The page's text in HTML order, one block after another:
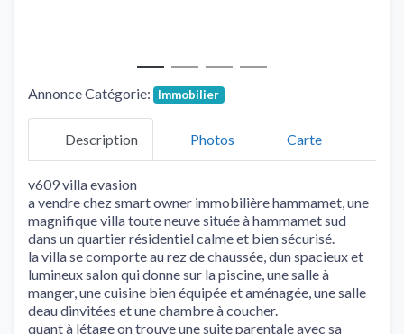
Annonce Catégorie: Immobilier
Description Photos Carte
v609 villa evasion
a vendre chez smart owner immobilière hammamet, une
magnifique villa toute neuve située à hammamet sud
dans un quartier résidentiel calme et bien sécurisé.
la villa se comporte au rez de chaussée, dun spacieux et
lumineux salon qui donne sur la piscine, une salle à
manger, une cuisine bien équipée et aménagée, une salle
deau dinvitées et une chambre à coucher.
quant à létage on trouve une suite parentale avec sa